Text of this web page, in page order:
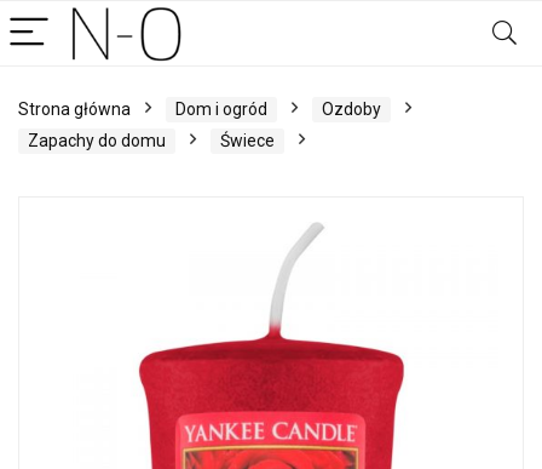
Strona główna Dom i ogród
Ozdoby
Zapachy do domu
Świece